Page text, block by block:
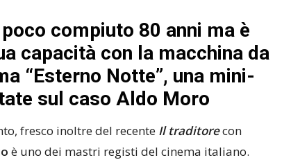
compiuto 80 anni ma è
capacità con la macchina da
“Esterno Notte”, una mini-
sul caso Aldo Moro
fresco inoltre del recente Il traditorecon
è uno dei mastri registi del cinema italiano.